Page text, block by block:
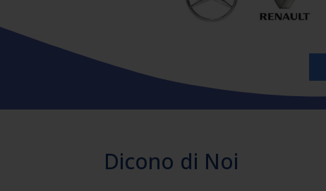
Dicono di Noi